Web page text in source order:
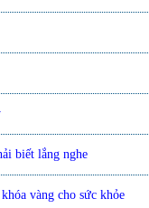
biết lắng nghe
vàng cho sức khỏe